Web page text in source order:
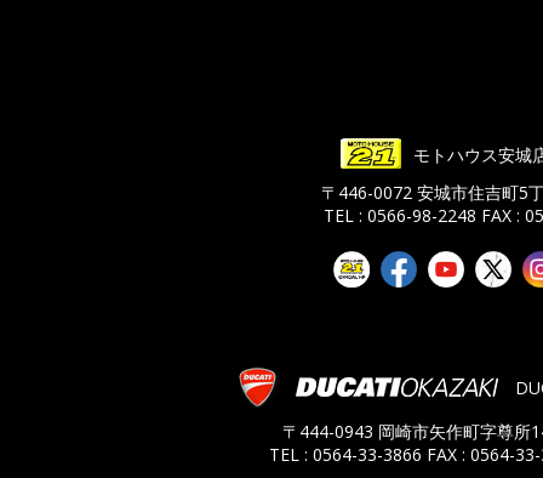
モトハウス安城
〒446-0072 安城市住吉町5
TEL : 0566-98-2248 FAX :
〒444-0943 岡崎市矢作町字尊所
TEL : 0564-33-3866 FAX : 0564-